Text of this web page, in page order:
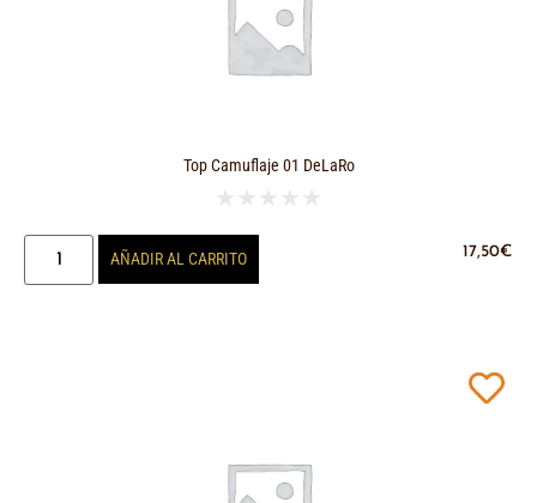
Top Camuflaje 01 DeLaRo
★ ★ ★ ★ ★
17,50€
AÑADIR AL CARRITO